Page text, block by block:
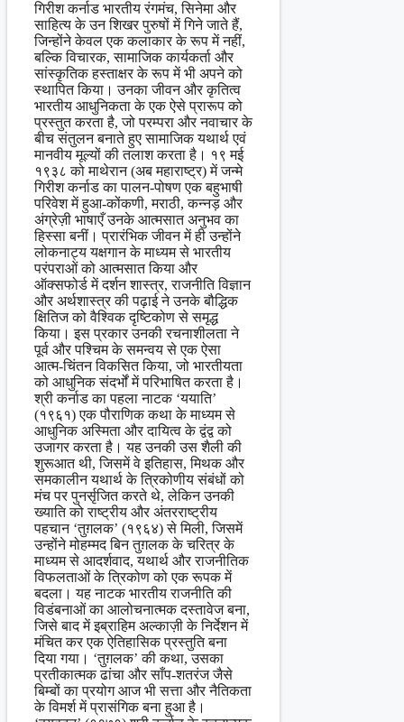
गिरीश कर्नाड भारतीय रंगमंच, सिनेमा और
साहित्य के उन शिखर पुरुषों में गिने जाते हैं,
जिन्होंने केवल एक कलाकार के रूप में नहीं,
बल्कि विचारक, सामाजिक कार्यकर्ता और
सांस्कृतिक हस्ताक्षर के रूप में भी अपने को
स्थापित किया। उनका जीवन और कृतित्व
भारतीय आधुनिकता के एक ऐसे प्रारूप को
प्रस्तुत करता है, जो परम्परा और नवाचार के
बीच संतुलन बनाते हुए सामाजिक यथार्थ एवं
मानवीय मूल्यों की तलाश करता है। १९ मई
१९३८ को माथेरान (अब महाराष्ट्र) में जन्मे
गिरीश कर्नाड का पालन-पोषण एक बहुभाषी
परिवेश में हुआ-कोंकणी, मराठी, कन्नड़ और
अंग्रेज़ी भाषाएँ उनके आत्मसात अनुभव का
हिस्सा बनीं। प्रारंभिक जीवन में ही उन्होंने
लोकनाट्य यक्षगान के माध्यम से भारतीय
परंपराओं को आत्मसात किया और
ऑक्सफोर्ड में दर्शन शास्त्र, राजनीति विज्ञान
और अर्थशास्त्र की पढ़ाई ने उनके बौद्धिक
क्षितिज को वैश्विक दृष्टिकोण से समृद्ध
किया। इस प्रकार उनकी रचनाशीलता ने
पूर्व और पश्चिम के समन्वय से एक ऐसा
आत्म-चिंतन विकसित किया, जो भारतीयता
को आधुनिक संदर्भों में परिभाषित करता है।
श्री कर्नाड का पहला नाटक ‘ययाति’
(१९६१) एक पौराणिक कथा के माध्यम से
आधुनिक अस्मिता और दायित्व के द्वंद्व को
उजागर करता है। यह उनकी उस शैली की
शुरूआत थी, जिसमें वे इतिहास, मिथक और
समकालीन यथार्थ के त्रिकोणीय संबंधों को
मंच पर पुनर्सृजित करते थे, लेकिन उनकी
ख्याति को राष्ट्रीय और अंतरराष्ट्रीय
पहचान ‘तुग़लक’ (१९६४) से मिली, जिसमें
उन्होंने मोहम्मद बिन तुग़लक के चरित्र के
माध्यम से आदर्शवाद, यथार्थ और राजनीतिक
विफलताओं के त्रिकोण को एक रूपक में
बदला। यह नाटक भारतीय राजनीति की
विडंबनाओं का आलोचनात्मक दस्तावेज बना,
जिसे बाद में इब्राहिम अल्काज़ी के निर्देशन में
मंचित कर एक ऐतिहासिक प्रस्तुति बना
दिया गया। ‘तुग़लक’ की कथा, उसका
प्रतीकात्मक ढांचा और साँप-शतरंज जैसे
बिम्बों का प्रयोग आज भी सत्ता और नैतिकता
के विमर्श में प्रासंगिक बना हुआ है।